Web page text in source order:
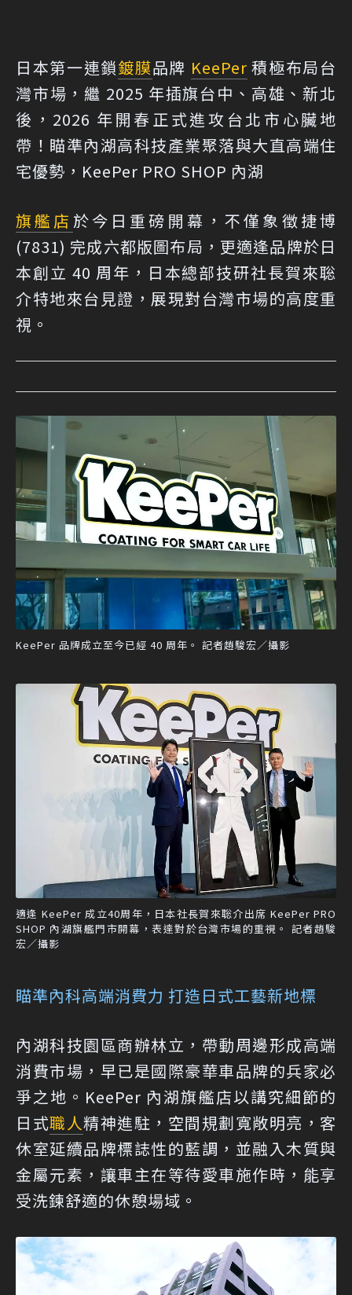
日本第一連鎖鍍膜品牌 KeePer 積極布局台
灣市場，繼 2025 年插旗台中、高雄、新北
後，2026 年開春正式進攻台北市心臟地
帶！瞄準內湖高科技產業聚落與大直高端住
宅優勢，KeePer PRO SHOP 內湖
旗艦店 於今日重磅開幕，不僅象徵捷博
(7831) 完成六都版圖布局，更適逢品牌於日
本創立 40 周年，日本總部技研社長賀來聡
介特地來台見證，展現對台灣市場的高度重
視。
KeePer 品牌成立至今已經 40 周年。 記者趙駿宏／攝影
適逢 KeePer 成立40周年，日本社長賀來聡介出席 KeePer PRO
SHOP 內湖旗艦門市開幕，表達對於台灣市場的重視。 記者趙駿
宏／攝影
瞄準內科高端消費力 打造日式工藝新地標
內湖科技園區商辦林立，帶動周邊形成高端
消費市場，早已是國際豪華車品牌的兵家必
爭之地。KeePer 內湖旗艦店以講究細節的
日式職人精神進駐，空間規劃寬敞明亮，客
休室延續品牌標誌性的藍調，並融入木質與
金屬元素，讓車主在等待愛車施作時，能享
受洗鍊舒適的休憩場域。